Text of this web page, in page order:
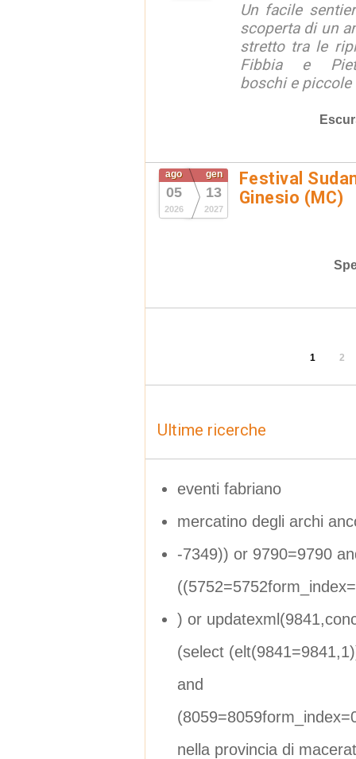
Un facile
scoperta di un
stretto tra le
Fibbia e
boschi e piccole
ago
05
2026
gen
13
2027
Festival
Ginesio (MC)
1 2
Ultime ricerche
eventi fabriano
mercatino degli archi
-7349)) or 9790=9790
) or
(select
and
nella provincia di